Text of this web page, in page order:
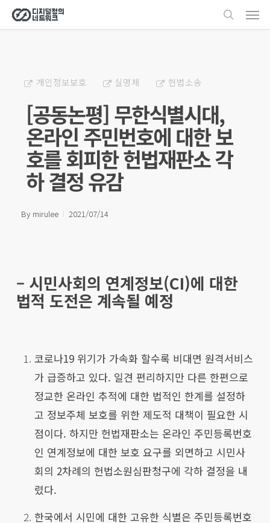
Skip
to
search
개인정보보호 실명제 헌법소송
[공동논평] 무한식별시대,
온라인 주민번호에 대한 보
호를 회피한 헌법재판소 각
하 결정 유감
By mirulee 2021/07/14
– 시민사회의 연계정보(CI)에 대한
법적 도전은 계속될 예정
코로나19 위기가 가속화 할수록 비대면 원격서비스
가 급증하고 있다. 일견 편리하지만 다른 한편으로
정교한 온라인 추적에 대한 법적인 한계를 설정하
고 정보주체 보호를 위한 제도적 대책이 필요한 시
점이다. 하지만 헌법재판소는 온라인 주민등록번호
인 연계정보에 대한 보호 요구를 외면하고 시민사
회의 2차례의 헌법소원심판청구에 각하 결정을 내
렸다.
한국에서 시민에 대한 고유한 식별은 주민등록번호